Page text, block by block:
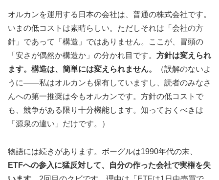
オルカンを運用する日本の会社は、普通の株式会社です。
いまの低コストは素晴らしい。ただしそれは「会社の方
針」であって「構造」ではありません。ここが、冒頭の
「安さが偶然か構造か」の分かれ目です。 方針は変えられ
ます。構造は、簡単には変えられません。
（誤解のないよ
うに——私はオルカンも保有していますし、読者のみなさ
んへの第一推奨は今もオルカンです。方針の低コストで
も、競争がある限り十分機能します。知っておくべきは
「源泉の違い」だけです。）
物語には続きがあります。ボーグルは1990年代の末、
ETFへの参入に猛反対して、自分の作った会社で実権を失